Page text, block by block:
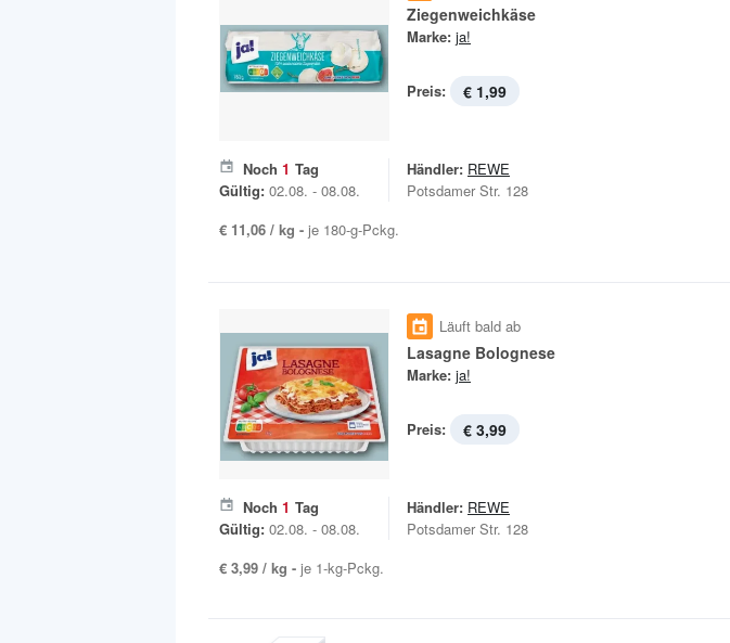
Ziegenweichkäse
Marke: ja!
Preis: € 1,99
Noch 1 Tag
Gültig: 02.08. - 08.08.
Händler: REWE
Potsdamer Str. 128
€ 11,06 / kg - je 180-g-Pckg.
Läuft bald ab
Lasagne Bolognese
Marke: ja!
Preis: € 3,99
Noch 1 Tag
Gültig: 02.08. - 08.08.
Händler: REWE
Potsdamer Str. 128
€ 3,99 / kg - je 1-kg-Pckg.